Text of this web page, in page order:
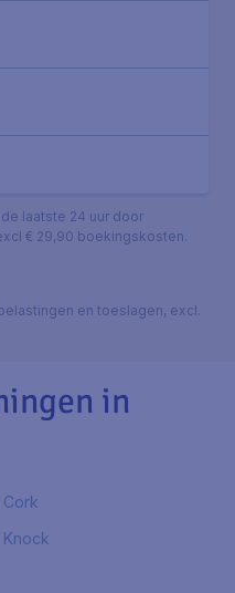
laatste 24 uur door
€ 29,90 boekingskosten.
en toeslagen, excl.
in
Cork
Knock